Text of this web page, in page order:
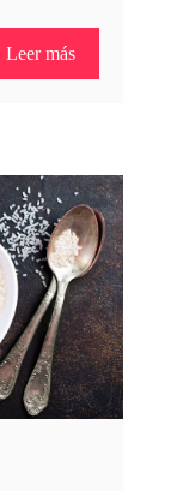
Leer más